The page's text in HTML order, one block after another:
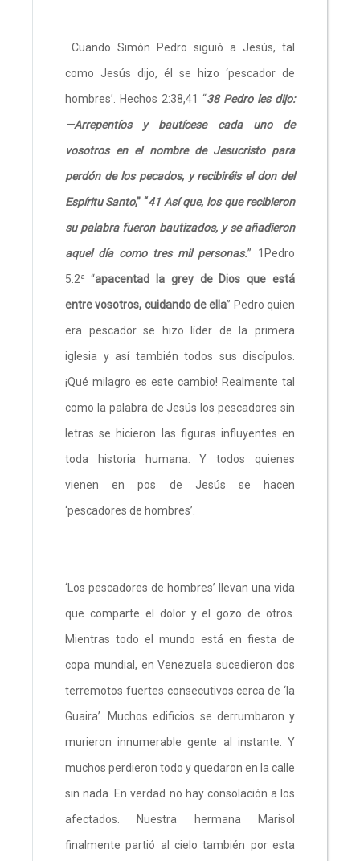
Cuando Simón Pedro siguió a Jesús, tal
como Jesús dijo, él se hizo ‘pescador de
hombres’. Hechos 2:38,41 “38 Pedro les dijo:
—Arrepentíos y bautícese cada uno de
vosotros en el nombre de Jesucristo para
perdón de los pecados, y recibiréis el don del
Espíritu Santo,” “41 Así que, los que recibieron
su palabra fueron bautizados, y se añadieron
aquel día como tres mil personas.” 1Pedro
5:2ª “apacentad la grey de Dios que está
entre vosotros, cuidando de ella” Pedro quien
era pescador se hizo líder de la primera
iglesia y así también todos sus discípulos.
¡Qué milagro es este cambio! Realmente tal
como la palabra de Jesús los pescadores sin
letras se hicieron las figuras influyentes en
toda historia humana. Y todos quienes
vienen en pos de Jesús se hacen
‘pescadores de hombres’.
‘Los pescadores de hombres’ llevan una vida
que comparte el dolor y el gozo de otros.
Mientras todo el mundo está en fiesta de
copa mundial, en Venezuela sucedieron dos
terremotos fuertes consecutivos cerca de ‘la
Guaira’. Muchos edificios se derrumbaron y
murieron innumerable gente al instante. Y
muchos perdieron todo y quedaron en la calle
sin nada. En verdad no hay consolación a los
afectados. Nuestra hermana Marisol
finalmente partió al cielo también por esta